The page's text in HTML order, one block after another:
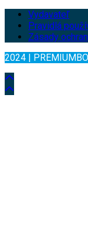
Vydavateľ
Pravidlá
Zásady
2024 |